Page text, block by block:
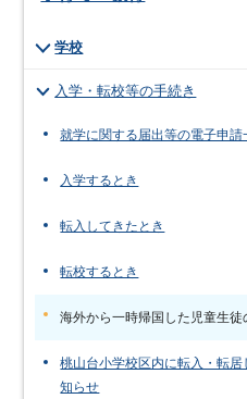
学校
入学・転校等の手続き
就学に関する届出等の電子申請
入学するとき
転入してきたとき
転校するとき
海外から一時帰国した児童生
桃山台小学校区内に転入・転
知らせ